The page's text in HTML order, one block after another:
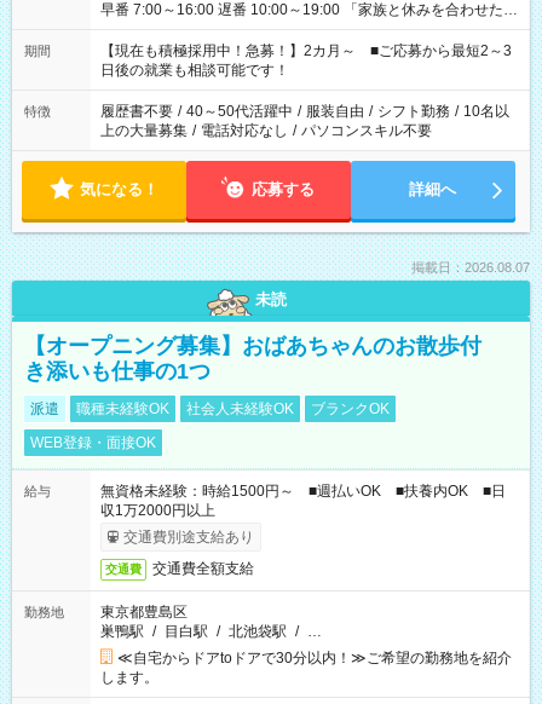
早番 7:00～16:00 遅番 10:00～19:00 「家族と休みを合わせた
い」 「余裕を持って夕飯の準備がしたい」 「できれば残業はし
たくない」 など、ご希望を教えてくださいね。 ※Wワーク希望
の方へ 今ご覧のお仕事で希望する勤務時間と、もう1つのお仕事
の勤務時間。 合計で週40時間を超える場合は応募できません。
期間
【現在も積極採用中！急募！】2カ月～ ■ご応募から最短2～3
日後の就業も相談可能です！
特徴 履歴書不要 / 40～50代活躍中 / 服装自由 / シフト勤務 / 10名以
上の大量募集 / 電話対応なし / パソコンスキル不要
気になる！ 応募する 詳細へ
掲載日：2026.08.07
未読
【オープニング募集】おばあちゃんのお散歩付
き添いも仕事の1つ
派遣 職種未経験OK 社会人未経験OK
ブランクOK
WEB登録・面接OK
給与
無資格未経験：時給1500円～ ■週払いOK ■扶養内OK ■日
収1万2000円以上
交通費別途支給あり
交通費 交通費全額支給
勤務地
東京都豊島区
巣鴨駅 / 目白駅 / 北池袋駅 / …
≪自宅からドアtoドアで30分以内！≫ご希望の勤務地を紹介
します。